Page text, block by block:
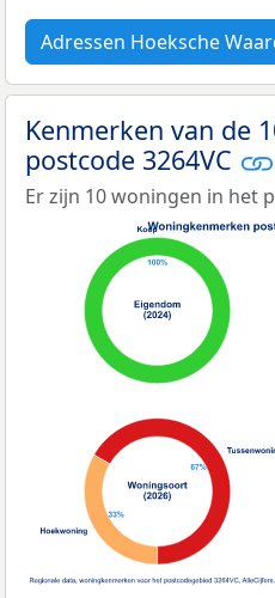
Adressen Hoeksche
Kenmerken van de
postcode 3264VC
Er zijn 10 woningen in het